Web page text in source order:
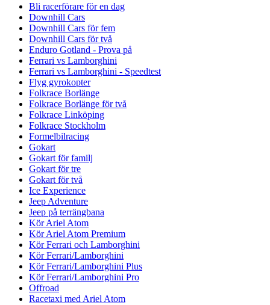
Bli racerförare för en dag
Downhill Cars
Downhill Cars för fem
Downhill Cars för två
Enduro Gotland - Prova på
Ferrari vs Lamborghini
Ferrari vs Lamborghini - Speedtest
Flyg gyrokopter
Folkrace Borlänge
Folkrace Borlänge för två
Folkrace Linköping
Folkrace Stockholm
Formelbilracing
Gokart
Gokart för familj
Gokart för tre
Gokart för två
Ice Experience
Jeep Adventure
Jeep på terrängbana
Kör Ariel Atom
Kör Ariel Atom Premium
Kör Ferrari och Lamborghini
Kör Ferrari/Lamborghini
Kör Ferrari/Lamborghini Plus
Kör Ferrari/Lamborghini Pro
Offroad
Racetaxi med Ariel Atom